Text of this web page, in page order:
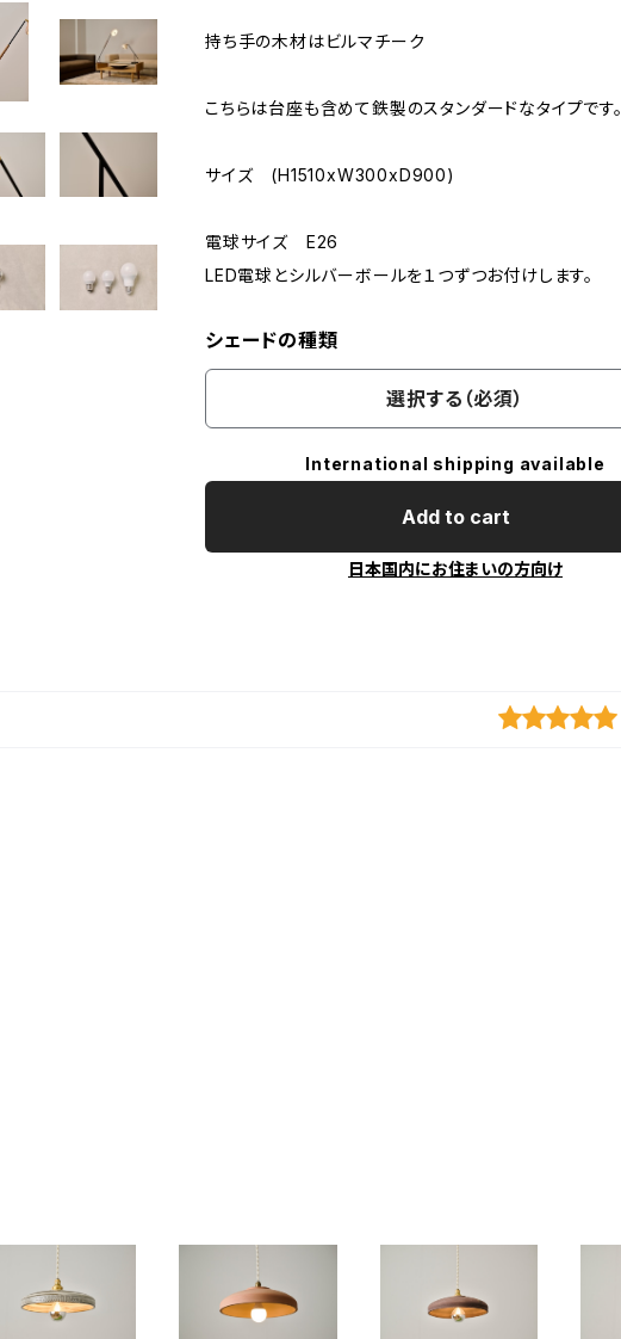
持ち手の木材はビルマチーク
こちらは台座も含めて鉄製のスタンダードなタイプです。
サイズ (H1510xW300xD900)
電球サイズ E26
LED電球とシルバーボールを１つずつお付けします。
シェードの種類
選択する（必須）
International shipping available
Add to cart
日本国内にお住まいの方向け